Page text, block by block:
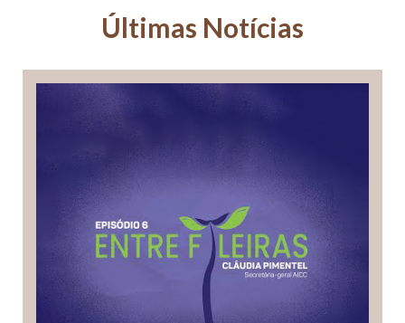
Últimas Notícias